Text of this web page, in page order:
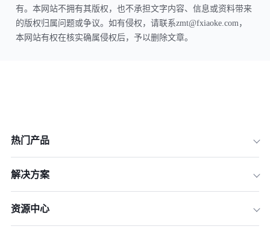
有。本网站不拥有其版权，也不承担文字内容、信息或资料带来
的版权归属问题或争议。如有侵权，请联系zmt@fxiaoke.com，
本网站有权在核实确属侵权后，予以删除文章。
热门产品
解决方案
资源中心